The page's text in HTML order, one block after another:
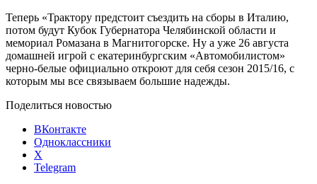
Теперь «Трактору предстоит съездить на сборы в Италию,
потом будут Кубок Губернатора Челябинской области и
мемориал Ромазана в Магнитогорске. Ну а уже 26 августа
домашней игрой с екатеринбургским «Автомобилистом»
черно-белые официально откроют для себя сезон 2015/16, с
которым мы все связываем большие надежды.
Поделиться новостью
ВКонтакте
Одноклассники
X
Telegram